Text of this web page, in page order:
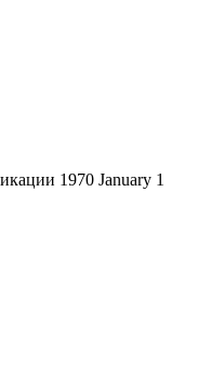
1970 January 1